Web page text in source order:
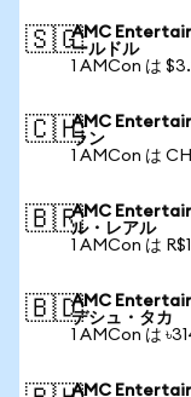
🇸🇬AMC
ールドル
1 AMCon は
🇨🇭AMC
ラン
1 AMCon は
🇧🇷AMC
ル・レアル
1 AMCon は
🇧🇩AMC
デシュ・タカ
1 AMCon は
AMC